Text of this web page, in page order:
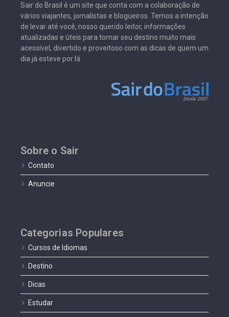
Sair do Brasil é um site que conta com a colaboração de
vários viajantes, jornalistas e blogueiros. Temos a intenção
de levar até você, nosso querido leitor, informações
atualizadas e úteis para tornar seu destino muito mais
acessível, divertido e proveitoso com as dicas de quem um
dia já esteve por lá.
Sobre o Sair
Contato
Anuncie
Categorias Populares
Cursos de Idiomas
Destino
Dicas
Estudar